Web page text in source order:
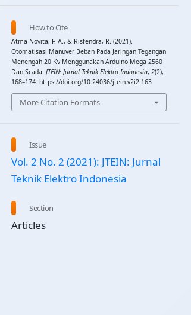
How to Cite
Atma Novita, F. A., & Risfendra, R. (2021).
Otomatisasi Manuver Beban Pada Jaringan Tegangan
Menengah 20 Kv Menggunakan Arduino Mega 2560
Dan Scada.JTEIN: Jurnal Teknik Elektro Indonesia,2(2),
168–174. https://doi.org/10.24036/jtein.v2i2.163
More Citation Formats
Issue
Vol. 2 No. 2 (2021): JTEIN: Jurnal
Teknik Elektro Indonesia
Section
Articles